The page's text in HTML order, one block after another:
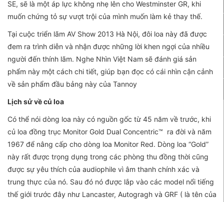
SE, sẽ là một áp lực không nhẹ lên cho Westminster GR, khi
muốn chứng tỏ sự vượt trội của mình muốn làm kẻ thay thế.
Tại cuộc triển lãm AV Show 2013 Hà Nội, đôi loa này đã được
đem ra trình diễn và nhận được những lời khen ngợi của nhiều
người đến thính lãm. Nghe Nhìn Việt Nam sẽ đánh giá sản
phẩm này một cách chi tiết, giúp bạn đọc có cái nhìn cận cảnh
về sản phẩm đầu bảng này của Tannoy
Lịch sử về củ loa
Có thể nói dòng loa này có nguồn gốc từ 45 năm về trước, khi
củ loa đồng trục Monitor Gold Dual Concentric™ ra đời và năm
1967 để nâng cấp cho dòng loa Monitor Red. Dòng loa “Gold”
này rất được trọng dụng trong các phòng thu đồng thời cũng
được sự yêu thích của audiophile vì âm thanh chính xác và
trung thực của nó. Sau đó nó được lắp vào các model nổi tiếng
thế giới trước đây như Lancaster, Autogragh và GRF ( là tên của